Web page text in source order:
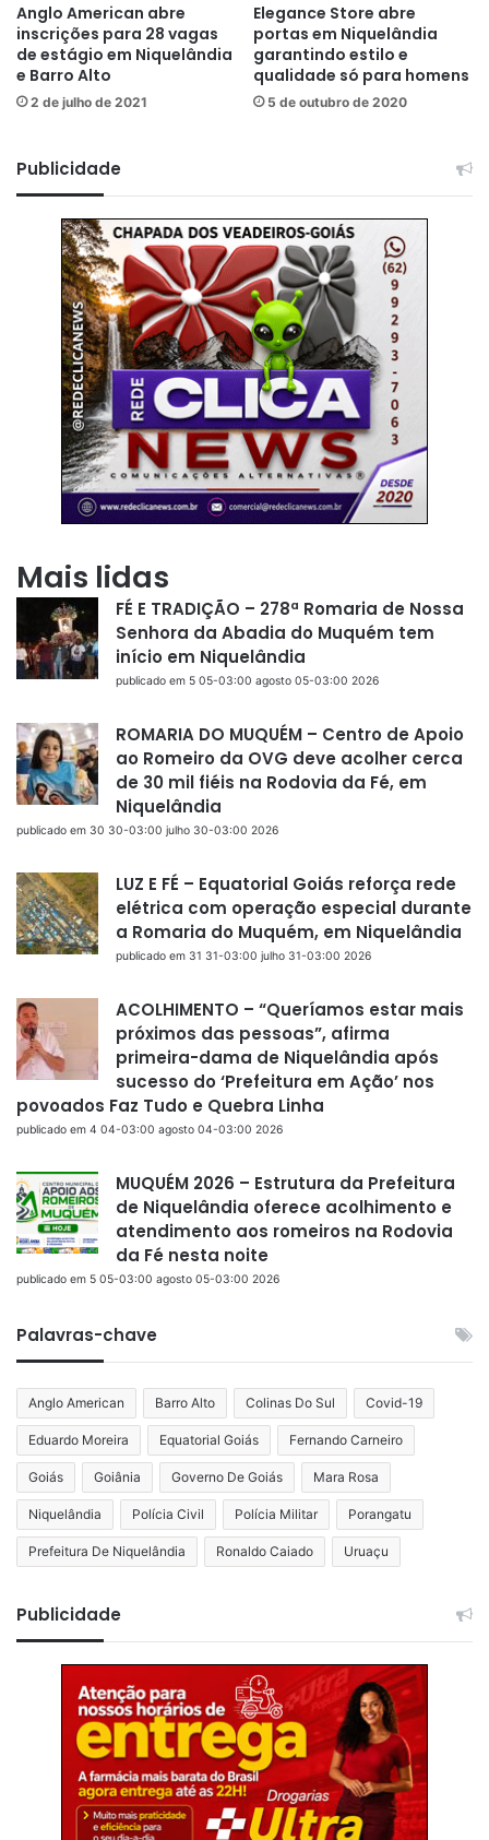
Anglo American abre
inscrições para 28 vagas
de estágio em Niquelândia
e Barro Alto
2 de julho de 2021
Elegance Store abre
portas em Niquelândia
garantindo estilo e
qualidade só para homens
5 de outubro de 2020
Publicidade
Mais lidas
FÉ E TRADIÇÃO – 278ª Romaria de Nossa
Senhora da Abadia do Muquém tem
início em Niquelândia
publicado em 5 05-03:00 agosto 05-03:00 2026
ROMARIA DO MUQUÉM – Centro de Apoio
ao Romeiro da OVG deve acolher cerca
de 30 mil fiéis na Rodovia da Fé, em
Niquelândia
publicado em 30 30-03:00 julho 30-03:00 2026
LUZ E FÉ – Equatorial Goiás reforça rede
elétrica com operação especial durante
a Romaria do Muquém, em Niquelândia
publicado em 31 31-03:00 julho 31-03:00 2026
ACOLHIMENTO – “Queríamos estar mais
próximos das pessoas”, afirma
primeira-dama de Niquelândia após
sucesso do ‘Prefeitura em Ação’ nos
povoados Faz Tudo e Quebra Linha
publicado em 4 04-03:00 agosto 04-03:00 2026
MUQUÉM 2026 – Estrutura da Prefeitura
de Niquelândia oferece acolhimento e
atendimento aos romeiros na Rodovia
da Fé nesta noite
publicado em 5 05-03:00 agosto 05-03:00 2026
Palavras-chave
Anglo American Barro Alto Colinas Do Sul Covid-19
Eduardo Moreira Equatorial Goiás Fernando Carneiro
Goiás Goiânia Governo De Goiás Mara Rosa
Niquelândia Polícia Civil Polícia Militar Porangatu
Prefeitura De Niquelândia Ronaldo Caiado Uruaçu
Publicidade